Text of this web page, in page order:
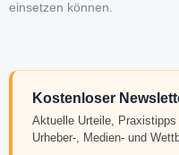
einsetzen können.
Kostenloser
Aktuelle Urteile,
Urheber-, Medien- und